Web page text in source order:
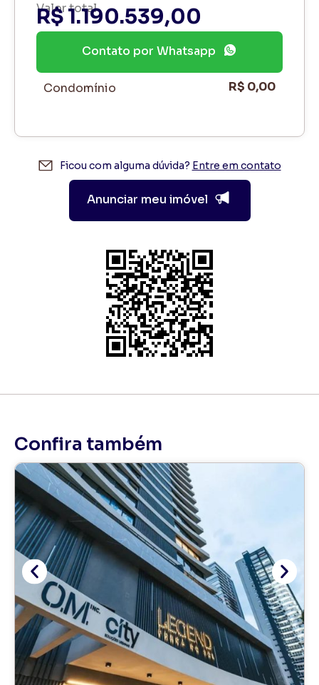
Valor total
R$ 1.190.539,00
Contato por Whatsapp
Condomínio R$ 0,00
Ficou com alguma dúvida? Entre em contato
Anunciar meu imóvel
Confira também